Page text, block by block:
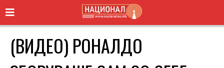
(ВИДЕО) РОНАЛДО